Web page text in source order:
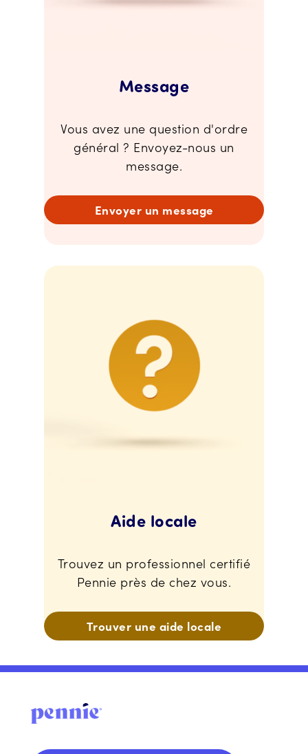
Message
Vous avez une question d'ordre
général ? Envoyez-nous un
message.
Envoyer un message
Aide locale
Trouvez un professionnel certifié
Pennie près de chez vous.
Trouver une aide locale